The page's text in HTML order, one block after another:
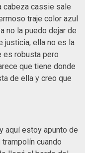
cabeza cassie sale
traje color azul
no la puedo dejar de
justicia, ella no es la
es robusta pero
que tiene donde
de ella y creo que
aquí estoy apunto de
cuando